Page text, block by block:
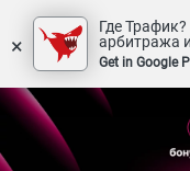
×
Где
арбитража
Get in Google